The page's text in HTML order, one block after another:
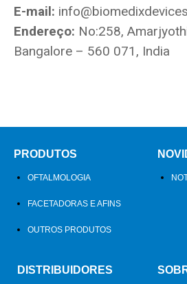
E-mail:
Endereço: No:258,
Bangalore – 560 071, India
PRODUTOS
OFTALMOLOGIA
FACETADORAS E AFINS
OUTROS PRODUTOS
DISTRIBUIDORES